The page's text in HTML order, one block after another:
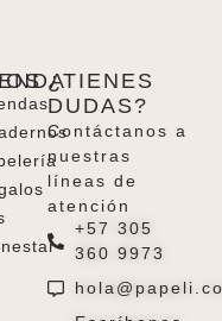
¿TIENES
DUDAS?
Contáctanos a
nuestras
líneas de
atención
+57 305
360 9973